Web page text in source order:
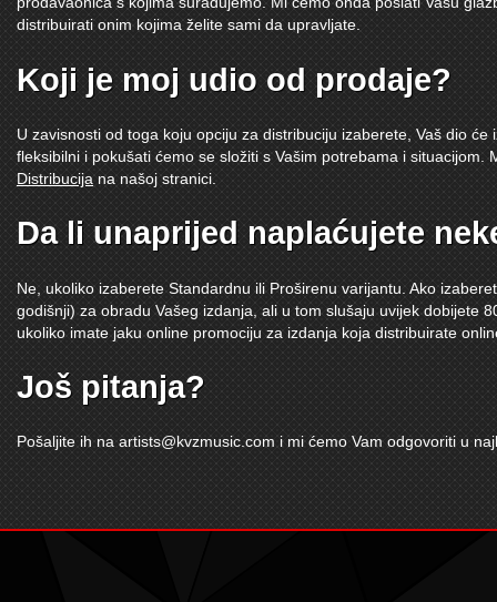
distribuirati onim kojima želite sami da upravljate.
Koji je moj udio od prodaje?
U zavisnosti od toga koju opciju za distribuciju izaberete, Vaš dio
fleksibilni i pokušati ćemo se složiti s Vašim potrebama i situacijom.
Distribucija na našoj stranici.
Da li unaprijed naplaćujete
Ne, ukoliko izaberete Standardnu ili Proširenu varijantu. Ako
godišnji) za obradu Vašeg izdanja, ali u tom slušaju uvijek dobijete
ukoliko imate jaku online promociju za izdanja koja distribuirate
Još pitanja?
Pošaljite ih na artists@kvzmusic.com i mi ćemo Vam odgovoriti u